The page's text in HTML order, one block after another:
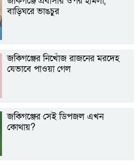
বাড়িঘরে ভাঙচুর
জকিগঞ্জের নিখোঁজ রাজনের মরদেহ
যেভাবে পাওয়া গেল
জকিগঞ্জের সেই ডিপজল এখন
কোথায়?